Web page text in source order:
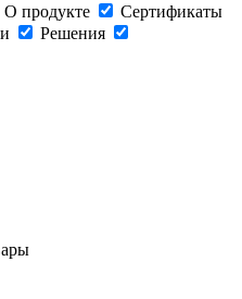
О продукте
Сертификаты
Решения